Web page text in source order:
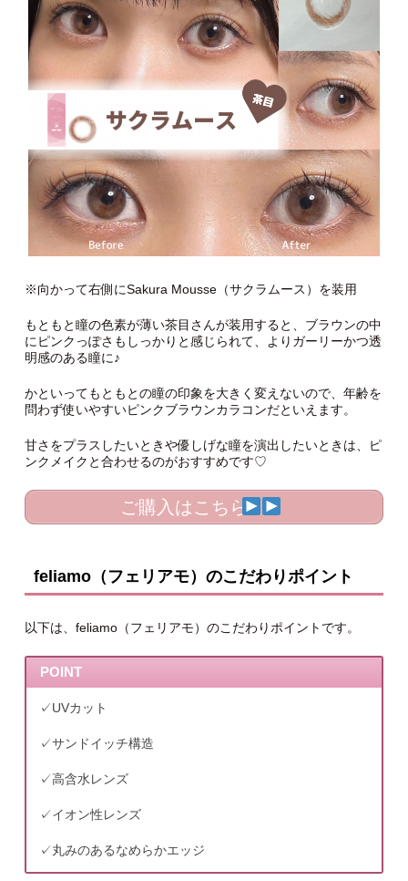
※向かって右側にSakura Mousse（サクラムース）を装用
もともと瞳の色素が薄い茶目さんが装用すると、ブラウンの中
にピンクっぽさもしっかりと感じられて、よりガーリーかつ透
明感のある瞳に♪
かといってもともとの瞳の印象を大きく変えないので、年齢を
問わず使いやすいピンクブラウンカラコンだといえます。
甘さをプラスしたいときや優しげな瞳を演出したいときは、ピ
ンクメイクと合わせるのがおすすめです♡
ご購入はこちら
feliamo（フェリアモ）のこだわりポイント
以下は、feliamo（フェリアモ）のこだわりポイントです。
POINT
✓UVカット
✓サンドイッチ構造
✓高含水レンズ
✓イオン性レンズ
✓丸みのあるなめらかエッジ